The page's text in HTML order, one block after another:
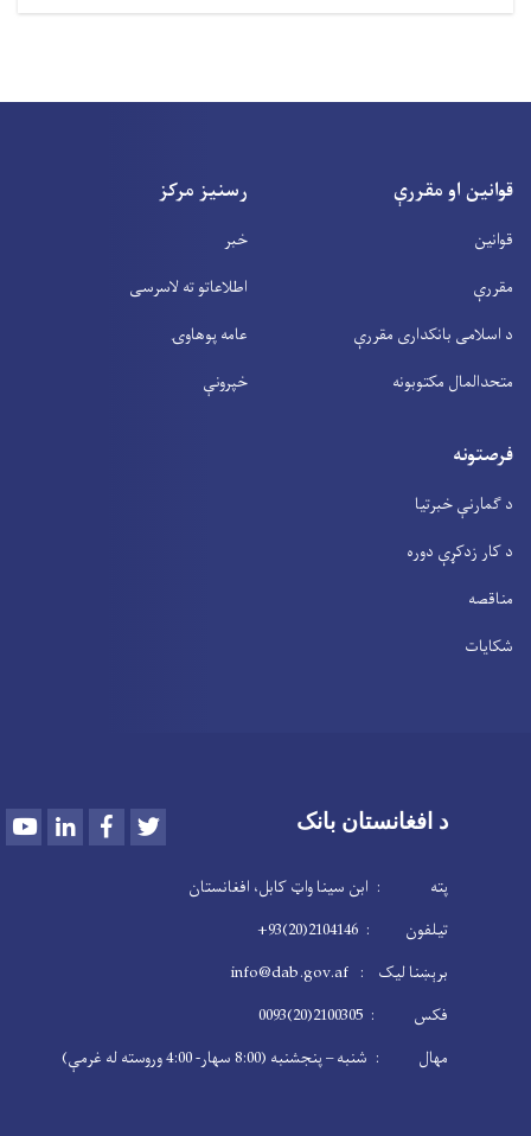
قوانین او مقررې
قوانین
مقررې
د اسلامی بانکداری مقررې
متحدالمال مکتوبونه
رسنیز مرکز
خبر
اطلاعاتو ته لاسرسی
عامه پوهاوۍ
خپرونې
فرصتونه
د ګمارنې خبرتیا
د کار زدکړې دوره
مناقصه
شکایات
د افغانستان بانک YoutubeLinkedInFacebook
پته : ابن سینا واټ کابل، افغانستان
تیلفون : 2104146(20)93+
برېښنا لیک : info@dab.gov.af
فکس : 2100305(20)0093
مهال : شنبه – پنجشنبه (8:00 سهار- 4:00 وروسته له غرمې)